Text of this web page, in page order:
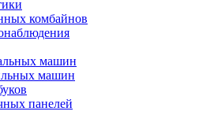
комбайнов
машин
машин
панелей